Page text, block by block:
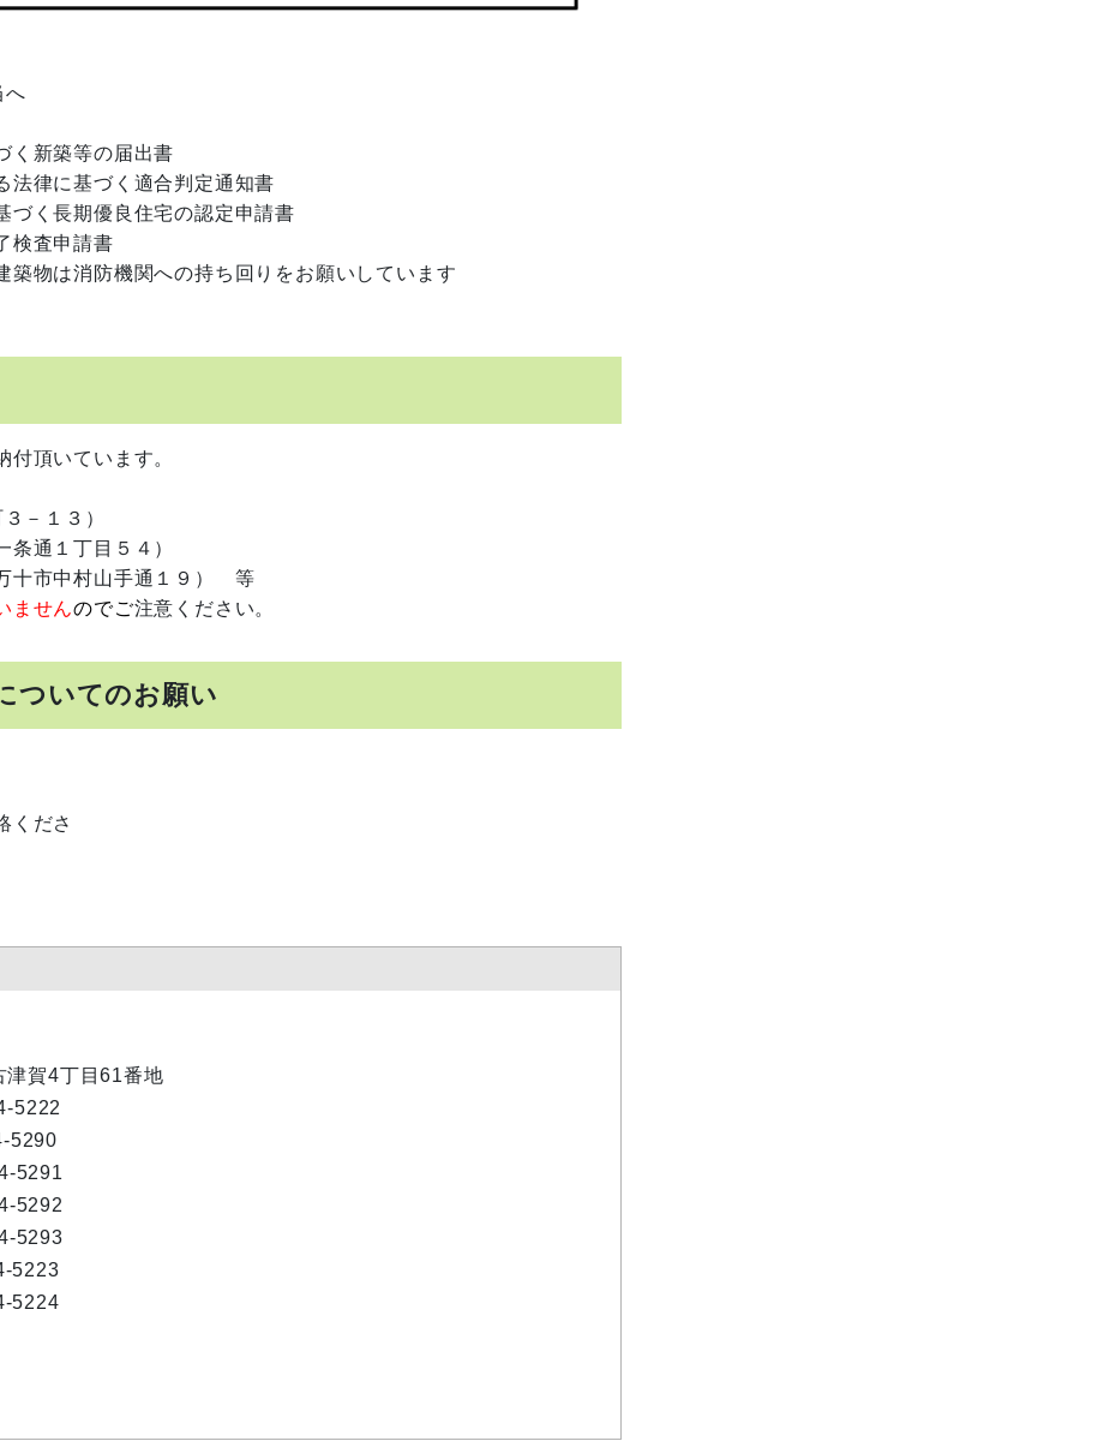
へ
く新築等の届出書
法律に基づく適合判定通知書
づく長期優良住宅の認定申請書
検査申請書
物は消防機関への持ち回りをお願いしています
頂いています。
１３）
１丁目５４）
市中村山手通１９） 等
ませんのでご注意ください。
ついてのお願い
くださ
津賀4丁目61番地
5222
5290
5291
5292
5293
5223
5224